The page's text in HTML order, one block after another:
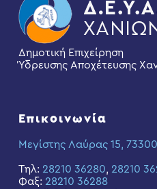
Δημοτική Επιχείρηση
Ύδρευσης Αποχέτευσης
Επικοινωνία
Μεγίστης Λαύρας 15,
Τηλ: 28210 36280, 28210
Φαξ: 28210 36288